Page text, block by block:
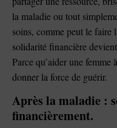
la maladie ou tout
soins, comme peut le faire
solidarité financière
Parce qu’aider une femme
donner la force de guérir.
Après la maladie :
financièrement.